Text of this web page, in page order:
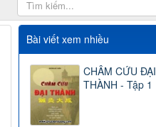
Bài viết xem nhiều
CHÂM CỨU ĐẠI
THÀNH - Tập 1